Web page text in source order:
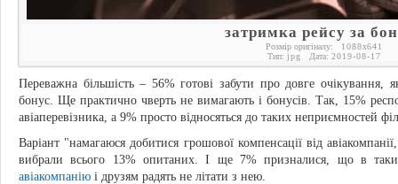
затримка рейсу за
Розмір оригіналу: 1088x641
Тип: jpg Дата: 2019-08-17
Переважна більшість – 56% готові забути про довге очікування,
бонус. Ще практично чверть не вимагають і бонусів. Так, 15%
авіаперевізника, а 9% просто відносяться до таких неприємностей
Варіант "намагаюся добитися грошової компенсації від
вибрали всього 13% опитаних. І ще 7% призналися, що в
авіакомпанію і друзям радять не літати з нею.